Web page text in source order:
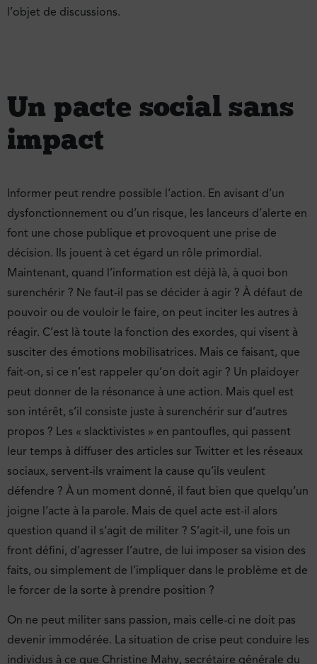
l’objet de discussions.
Un pacte social sans
impact
Informer peut rendre possible l’action. En avisant d’un
dysfonctionnement ou d’un risque, les lanceurs d’alerte en
font une chose publique et provoquent une prise de
décision. Ils jouent à cet égard un rôle primordial.
Maintenant, quand l’information est déjà là, à quoi bon
surenchérir ? Ne faut-il pas se décider à agir ? À défaut de
pouvoir ou de vouloir le faire, on peut inciter les autres à
réagir. C’est là toute la fonction des exordes, qui visent à
susciter des émotions mobilisatrices. Mais ce faisant, que
fait-on, si ce n’est rappeler qu’on doit agir ? Un plaidoyer
peut donner de la résonance à une action. Mais quel est
son intérêt, s’il consiste juste à surenchérir sur d’autres
propos ? Les « slacktivistes » en pantoufles, qui passent
leur temps à diffuser des articles sur Twitter et les réseaux
sociaux, servent-ils vraiment la cause qu’ils veulent
défendre ? À un moment donné, il faut bien que quelqu’un
joigne l’acte à la parole. Mais de quel acte est-il alors
question quand il s’agit de militer ? S’agit-il, une fois un
front défini, d’agresser l’autre, de lui imposer sa vision des
faits, ou simplement de l’impliquer dans le problème et de
le forcer de la sorte à prendre position ?
On ne peut militer sans passion, mais celle-ci ne doit pas
devenir immodérée. La situation de crise peut conduire les
individus à ce que Christine Mahy, secrétaire générale du